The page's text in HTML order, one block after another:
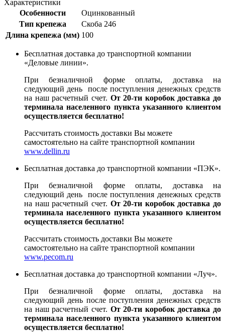
Характеристики
Особенности
Оцинкованный
Тип крепежа
Скоба 246
Длина крепежа (мм) 100
Бесплатная доставка до транспортной компании
«Деловые линии».
При безналичной форме оплаты, доставка на
следующий день после поступления денежных средств
на наш расчетный счет. От 20-ти коробок доставка до
терминала населенного пункта указанного клиентом
осуществляется бесплатно!
Рассчитать стоимость доставки Вы можете
самостоятельно на сайте транспортной компании
www.dellin.ru
Бесплатная доставка до транспортной компании «ПЭК».
При безналичной форме оплаты, доставка на
следующий день после поступления денежных средств
на наш расчетный счет. От 20-ти коробок доставка до
терминала населенного пункта указанного клиентом
осуществляется бесплатно!
Рассчитать стоимость доставки Вы можете
самостоятельно на сайте транспортной компании
www.pecom.ru
Бесплатная доставка до транспортной компании «Луч».
При безналичной форме оплаты, доставка на
следующий день после поступления денежных средств
на наш расчетный счет. От 20-ти коробок доставка до
терминала населенного пункта указанного клиентом
осуществляется бесплатно!